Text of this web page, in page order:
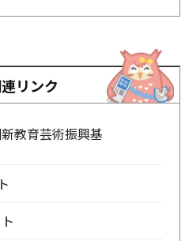
リンク
教育芸術振興基